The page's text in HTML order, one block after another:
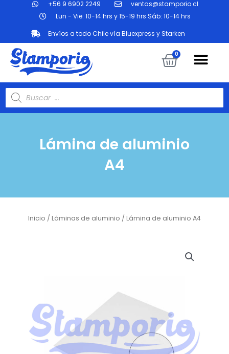
contenido
+56 9 6902 2249
ventas@stamporio.cl
Lun - Vie: 10-14 hrs y 15-19 hrs Sáb: 10-14 hrs
Envíos a todo Chile vía Bluexpress y Starken
0
Búsqueda
de
productos
Lámina de aluminio
A4
Inicio / Láminas de aluminio / Lámina de aluminio A4